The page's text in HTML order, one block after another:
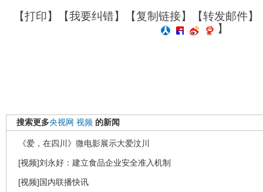
【打印】【我要纠错】【复制链接】【转发邮件】
】
搜索更多央视网 视频 的新闻
《爱，在四川》微电影展示大爱汶川
[视频]刘永好：建立食品企业安全准入机制
[视频]国内联播快讯